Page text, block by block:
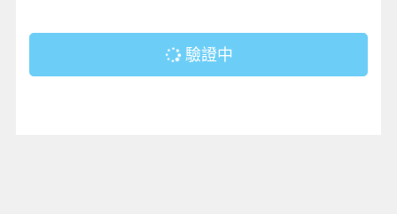
驗證中